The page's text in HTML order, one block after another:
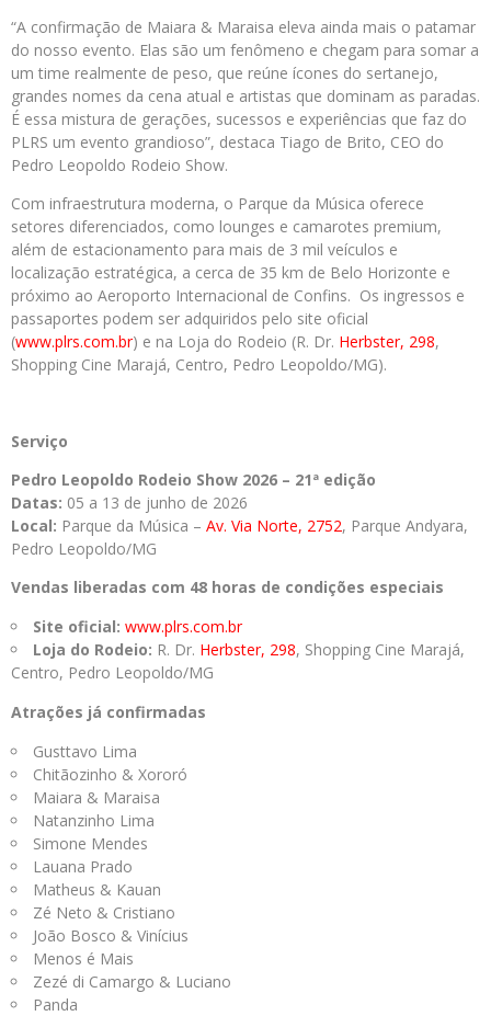
“A confirmação de Maiara & Maraisa eleva ainda mais o patamar
do nosso evento. Elas são um fenômeno e chegam para somar a
um time realmente de peso, que reúne ícones do sertanejo,
grandes nomes da cena atual e artistas que dominam as paradas.
É essa mistura de gerações, sucessos e experiências que faz do
PLRS um evento grandioso”, destaca Tiago de Brito, CEO do
Pedro Leopoldo Rodeio Show.
Com infraestrutura moderna, o Parque da Música oferece
setores diferenciados, como lounges e camarotes premium,
além de estacionamento para mais de 3 mil veículos e
localização estratégica, a cerca de 35 km de Belo Horizonte e
próximo ao Aeroporto Internacional de Confins. Os ingressos e
passaportes podem ser adquiridos pelo site oficial
(www.plrs.com.br) e na Loja do Rodeio (R. Dr. Herbster, 298,
Shopping Cine Marajá, Centro, Pedro Leopoldo/MG).
Serviço
Pedro Leopoldo Rodeio Show 2026 – 21ª edição
Datas: 05 a 13 de junho de 2026
Local: Parque da Música – Av. Via Norte, 2752, Parque Andyara,
Pedro Leopoldo/MG
Vendas liberadas com 48 horas de condições especiais
Site oficial: www.plrs.com.br
Loja do Rodeio: R. Dr. Herbster, 298, Shopping Cine Marajá,
Centro, Pedro Leopoldo/MG
Atrações já confirmadas
Gusttavo Lima
Chitãozinho & Xororó
Maiara & Maraisa
Natanzinho Lima
Simone Mendes
Lauana Prado
Matheus & Kauan
Zé Neto & Cristiano
João Bosco & Vinícius
Menos é Mais
Zezé di Camargo & Luciano
Panda